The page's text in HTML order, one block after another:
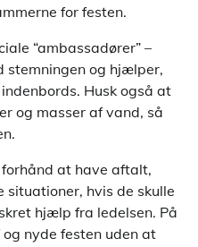
for festen.
“ambassadører” –
stemningen og hjælper,
Husk også at
og masser af vand, så
at have aftalt,
situationer, hvis de skulle
hjælp fra ledelsen. På
nyde festen uden at